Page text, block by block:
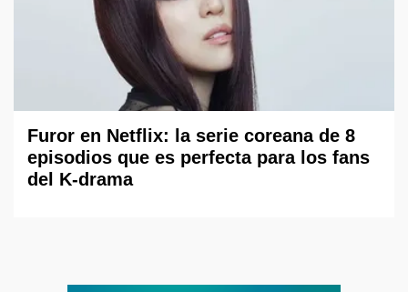
Furor en Netflix: la serie coreana de 8
episodios que es perfecta para los fans
del K-drama